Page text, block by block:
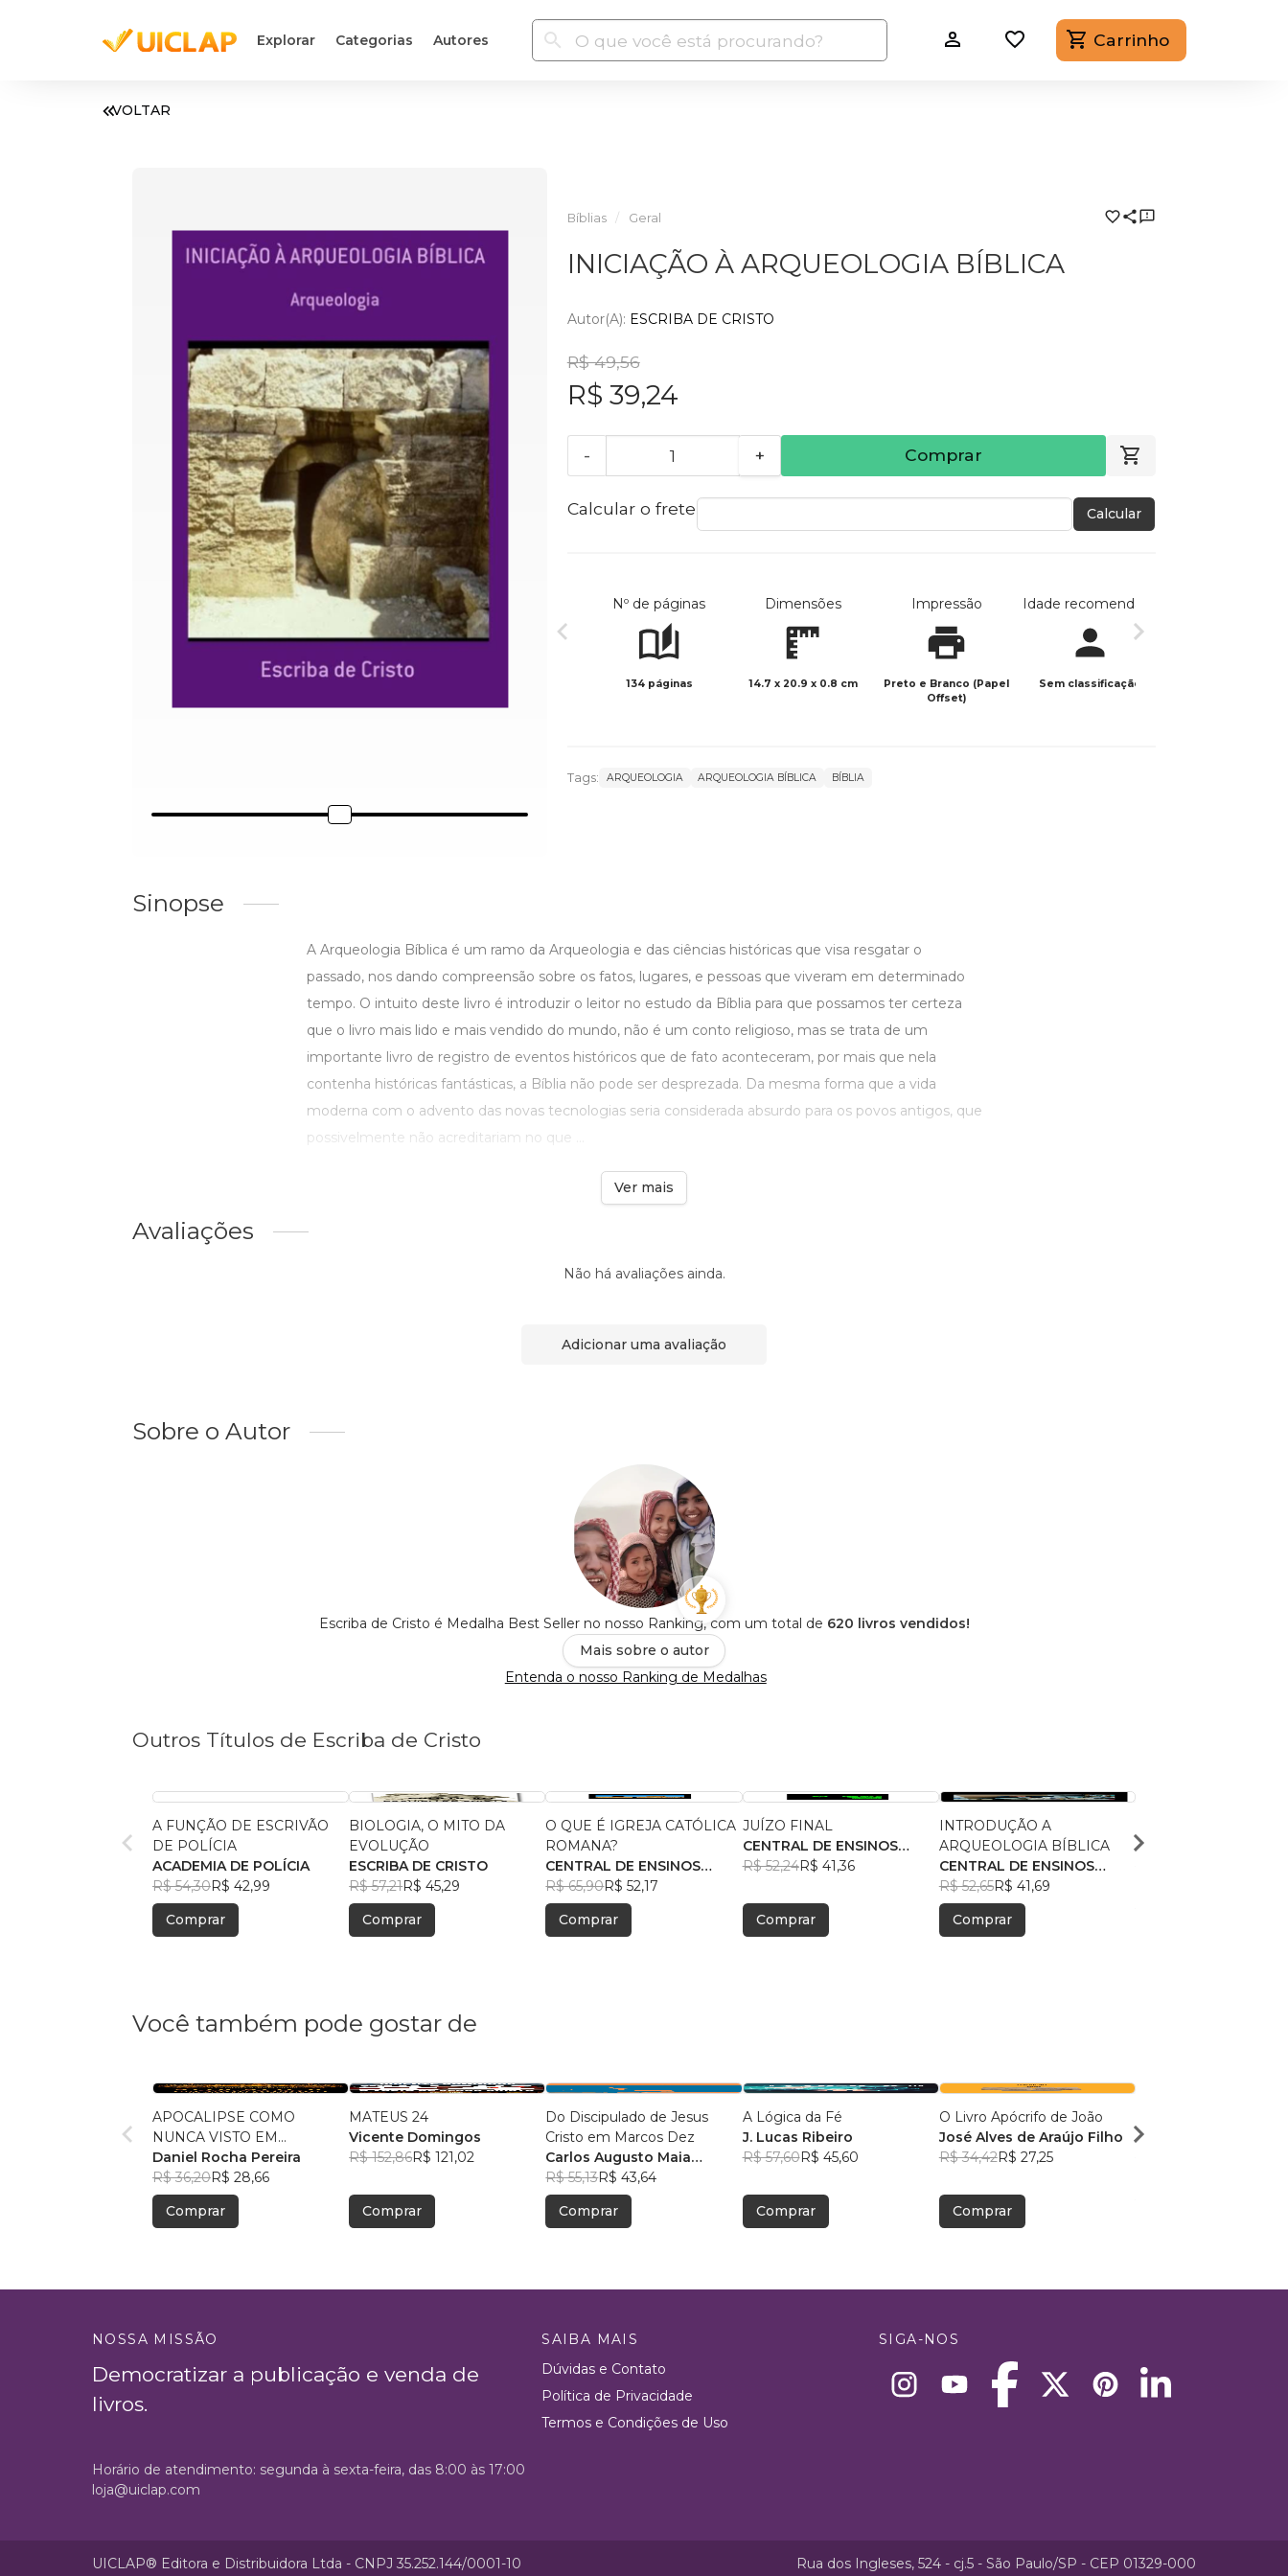
Explorar Categorias Autores Carrinho
VOLTAR
Bíblias Geral
INICIAÇÃO À ARQUEOLOGIA BÍBLICA
Autor(a): ESCRIBA DE CRISTO
R$ 49,56
R$ 39,24
- + Comprar
Calcular o frete Calcular
Nº de páginas
134 páginas
Dimensões
14.7 x 20.9 x 0.8 cm
Impressão
Preto e Branco (Papel
Offset)
Idade recomendada
Sem classificação
Tags: ARQUEOLOGIA ARQUEOLOGIA BÍBLICA BÍBLIA
Sinopse
A Arqueologia Bíblica é um ramo da Arqueologia e das ciências históricas que visa resgatar o
passado, nos dando compreensão sobre os fatos, lugares, e pessoas que viveram em determinado
tempo. O intuito deste livro é introduzir o leitor no estudo da Bíblia para que possamos ter certeza
que o livro mais lido e mais vendido do mundo, não é um conto religioso, mas se trata de um
importante livro de registro de eventos históricos que de fato aconteceram, por mais que nela
contenha históricas fantásticas, a Bíblia não pode ser desprezada. Da mesma forma que a vida
moderna com o advento das novas tecnologias seria considerada absurdo para os povos antigos, que
possivelmente não acreditariam no que ...
Ver mais
Avaliações
Não há avaliações ainda.
Adicionar uma avaliação
Sobre o Autor
Escriba de Cristo é Medalha Best Seller no nosso Ranking, com um total de 620 livros vendidos!
Mais sobre o autor
Entenda o nosso Ranking de Medalhas
Outros Títulos de Escriba de Cristo
A FUNÇÃO DE ESCRIVÃO
DE POLÍCIA
ACADEMIA DE POLÍCIA
R$ 54,30R$ 42,99
Comprar
BIOLOGIA, O MITO DA
EVOLUÇÃO
ESCRIBA DE CRISTO
R$ 57,21R$ 45,29
Comprar
O QUE É IGREJA CATÓLICA
ROMANA?
CENTRAL DE ENSINOS
BÍBLICOS
R$ 65,90R$ 52,17
Comprar
JUÍZO FINAL
CENTRAL DE ENSINOS
BÍBLICOS
R$ 52,24R$ 41,36
Comprar
INTRODUÇÃO A
ARQUEOLOGIA BÍBLICA
CENTRAL DE ENSINOS
BÍBLICOS
R$ 52,65R$ 41,69
Comprar
CENTRAL DE
Você também pode gostar de
APOCALIPSE COMO
NUNCA VISTO EM
CRONOLOGIA
Daniel Rocha Pereira
R$ 36,20R$ 28,66
Comprar
MATEUS 24
Vicente Domingos
R$ 152,86R$ 121,02
Comprar
Do Discipulado de Jesus
Cristo em Marcos Dez
Carlos Augusto Maia
Ferreira
R$ 55,13R$ 43,64
Comprar
A Lógica da Fé
J. Lucas Ribeiro
R$ 57,60R$ 45,60
Comprar
O Livro Apócrifo de João
José Alves de Araújo Filho
R$ 34,42R$ 27,25
Comprar
Jhou Holub
NOSSA MISSÃO
Democratizar a publicação e venda de
livros.
SAIBA MAIS
Dúvidas e Contato
Política de Privacidade
Termos e Condições de Uso
SIGA-NOS
Horário de atendimento: segunda à sexta-feira, das 8:00 às 17:00
loja@uiclap.com
UICLAP® Editora e Distribuidora Ltda - CNPJ 35.252.144/0001-10 Rua dos Ingleses, 524 - cj.5 - São Paulo/SP - CEP 01329-000